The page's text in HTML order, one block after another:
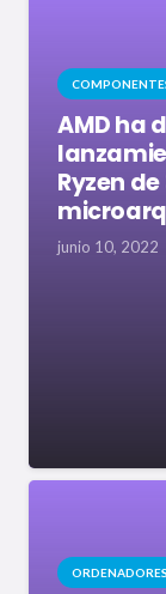
AMD ha
Ryzen
junio 10, 2022
ORDENADORES